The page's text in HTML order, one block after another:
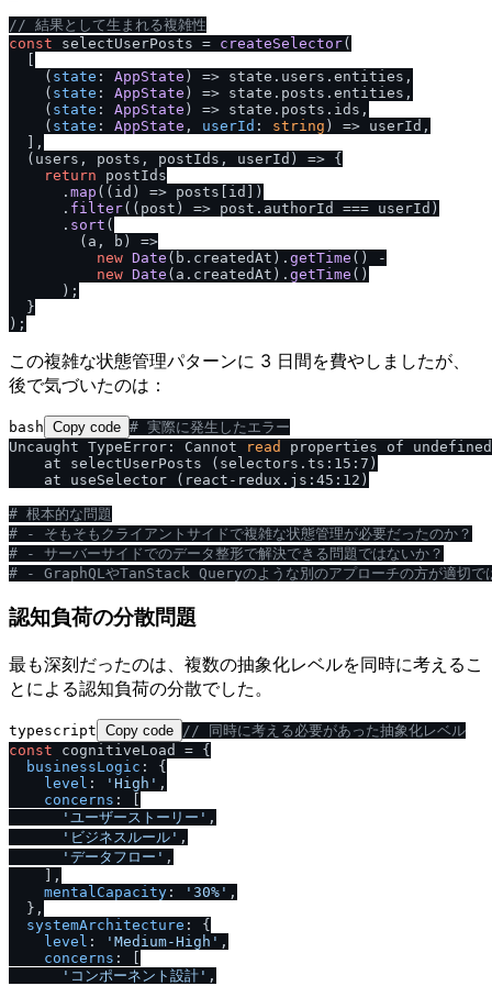
/ / 結果として生まれる複雑性
const selectUserPosts = createSelector(
  [
( state : AppState ) => state. users . entities ,
( state : AppState ) => state. posts . entities ,
( state : AppState ) => state. posts . ids ,
( state : AppState , userId : string ) => userId,
  ],
( users, posts, postIds, userId ) => {
return postIds
      .
map ( ( id ) => posts[id])
      .
filter( ( post ) => post. authorId
=== userId)
      .
sort (
( a, b ) =>
new Date (b. createdAt ). getTime () -
new Date (a. createdAt ). getTime ()
      );
  }
この複雑な状態管理パターンに 3 日間を費やしましたが、
後で気づいたのは：
bash Copy code # 実際に発生したエラー
Uncaught TypeError: Cannot
read
properties of
    at selectUserPosts (selectors.ts:15:7)
    at useSelector (react-redux.js:45:12)
# 根本的な問題
# - そもそもクライアントサイドで複雑な状態管理が必要だったのか？
# - サーバーサイドでのデータ整形で解決できる問題ではないか？
# - GraphQLやTanStack Queryのような別のアプローチの方が適切で
認知負荷の分散問題
最も深刻だったのは、複数の抽象化レベルを同時に考えるこ
とによる認知負荷の分散でした。
typescript Copy code // 同時に考える必要があった抽象化レベル
const cognitiveLoad = {
businessLogic : {
level : 'High' ,
concerns : [
'ユーザーストーリー' ,
'ビジネスルール' ,
'データフロー' ,
    ],
mentalCapacity : '30%' ,
  },
systemArchitecture : {
level : 'Medium-High' ,
concerns : [
'コンポーネント設計' ,